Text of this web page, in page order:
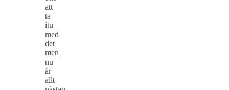
att
ta
itu
med
det
men
nu
är
allt